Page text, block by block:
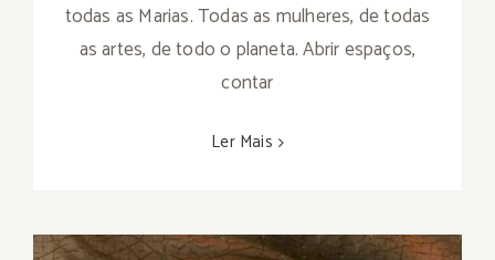
todas as Marias. Todas as mulheres, de todas
as artes, de todo o planeta. Abrir espaços,
contar
Ler Mais